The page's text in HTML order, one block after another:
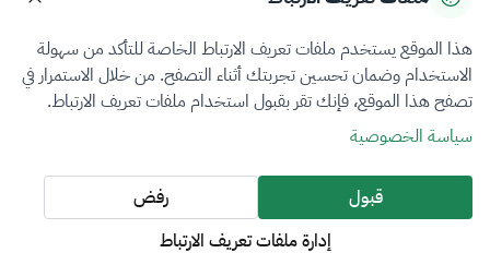
سياسة الخصوصيةشروط الاستخدامخريطة الموقع
جميع الحقوق محفوظة 2026 © ZATCA.GOV.SA
تم تطويره وصيانته بواسطة هيئة الزكاة والضريبة والجمارك
آخر تحديث للموقع في
هذا الموقع يستخدم ملفات تعريف الارتباط الخاصة للتأكد من سهولة
الاستخدام وضمان تحسين تجربتك أثناء التصفح. من خلال الاستمرار في
تصفح هذا الموقع، فإنك تقر بقبول استخدام ملفات تعريف الارتباط.
سياسة الخصوصية
قبول
رفض
إدارة ملفات تعريف الارتباط